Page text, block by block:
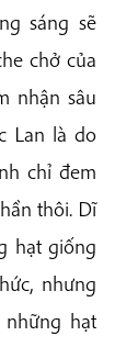
sáng sẽ
chở của
nhận sâu
Lan là do
chỉ đem
thôi. Dĩ
hạt giống
nhưng
hạt